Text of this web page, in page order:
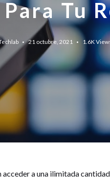
Tu
21 octubre, 2021 1.6K
a una ilimitada